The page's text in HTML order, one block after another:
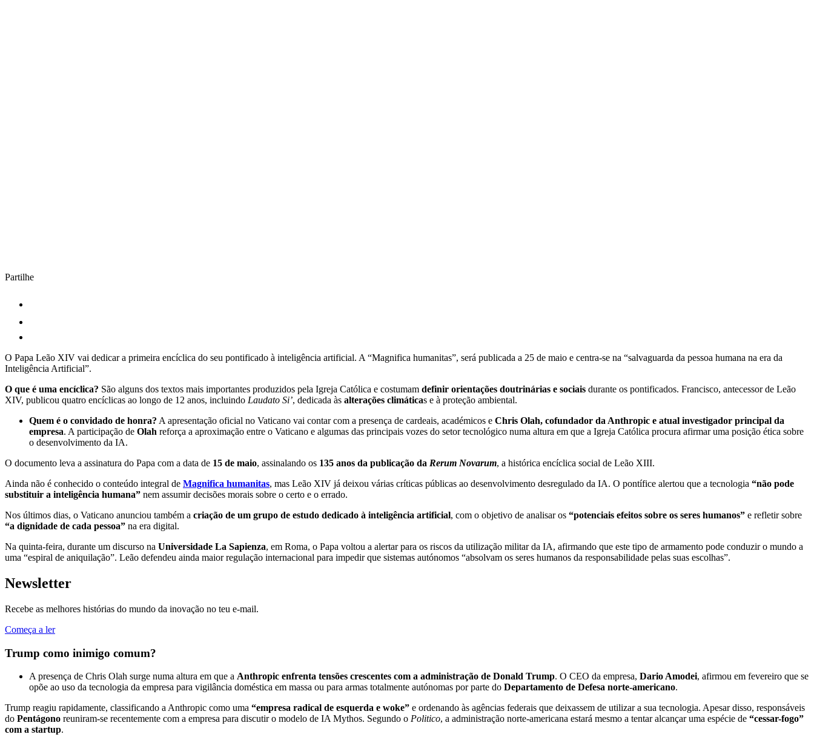
Partilhe
O Papa Leão XIV vai dedicar a primeira encíclica do seu pontificado à inteligência artificial. A “Magnifica humanitas”, será publicada a 25 de maio e centra-se na “salvaguarda da pessoa humana na era da
Inteligência Artificial”.
O que é uma encíclica? São alguns dos textos mais importantes produzidos pela Igreja Católica e costumam definir orientações doutrinárias e sociais durante os pontificados. Francisco, antecessor de Leão
XIV, publicou quatro encíclicas ao longo de 12 anos, incluindo Laudato Si’, dedicada às alterações climáticas e à proteção ambiental.
Quem é o convidado de honra? A apresentação oficial no Vaticano vai contar com a presença de cardeais, académicos e Chris Olah, cofundador da Anthropic e atual investigador principal da
empresa. A participação de Olah reforça a aproximação entre o Vaticano e algumas das principais vozes do setor tecnológico numa altura em que a Igreja Católica procura afirmar uma posição ética sobre
o desenvolvimento da IA.
O documento leva a assinatura do Papa com a data de 15 de maio, assinalando os 135 anos da publicação da Rerum Novarum, a histórica encíclica social de Leão XIII.
Ainda não é conhecido o conteúdo integral de Magnifica humanitas, mas Leão XIV já deixou várias críticas públicas ao desenvolvimento desregulado da IA. O pontífice alertou que a tecnologia “não pode
substituir a inteligência humana” nem assumir decisões morais sobre o certo e o errado.
Nos últimos dias, o Vaticano anunciou também a criação de um grupo de estudo dedicado à inteligência artificial, com o objetivo de analisar os “potenciais efeitos sobre os seres humanos” e refletir sobre
“a dignidade de cada pessoa” na era digital.
Na quinta-feira, durante um discurso na Universidade La Sapienza, em Roma, o Papa voltou a alertar para os riscos da utilização militar da IA, afirmando que este tipo de armamento pode conduzir o mundo a
uma “espiral de aniquilação”. Leão defendeu ainda maior regulação internacional para impedir que sistemas autónomos “absolvam os seres humanos da responsabilidade pelas suas escolhas”.
Newsletter
Recebe as melhores histórias do mundo da inovação no teu e-mail.
Começa a ler
Trump como inimigo comum?
A presença de Chris Olah surge numa altura em que a Anthropic enfrenta tensões crescentes com a administração de Donald Trump. O CEO da empresa, Dario Amodei, afirmou em fevereiro que se
opõe ao uso da tecnologia da empresa para vigilância doméstica em massa ou para armas totalmente autónomas por parte do Departamento de Defesa norte-americano.
Trump reagiu rapidamente, classificando a Anthropic como uma “empresa radical de esquerda e woke” e ordenando às agências federais que deixassem de utilizar a sua tecnologia. Apesar disso, responsáveis
do Pentágono reuniram-se recentemente com a empresa para discutir o modelo de IA Mythos. Segundo o Politico, a administração norte-americana estará mesmo a tentar alcançar uma espécie de “cessar-fogo”
com a startup.